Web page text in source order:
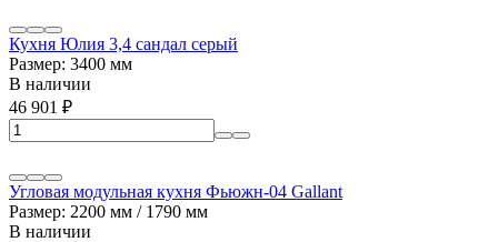
Кухня Юлия 3,4 сандал серый
Размер: 3400 мм
В наличии
46 901 ₽
Угловая модульная кухня Фьюжн-04 Gallant
Размер: 2200 мм / 1790 мм
В наличии